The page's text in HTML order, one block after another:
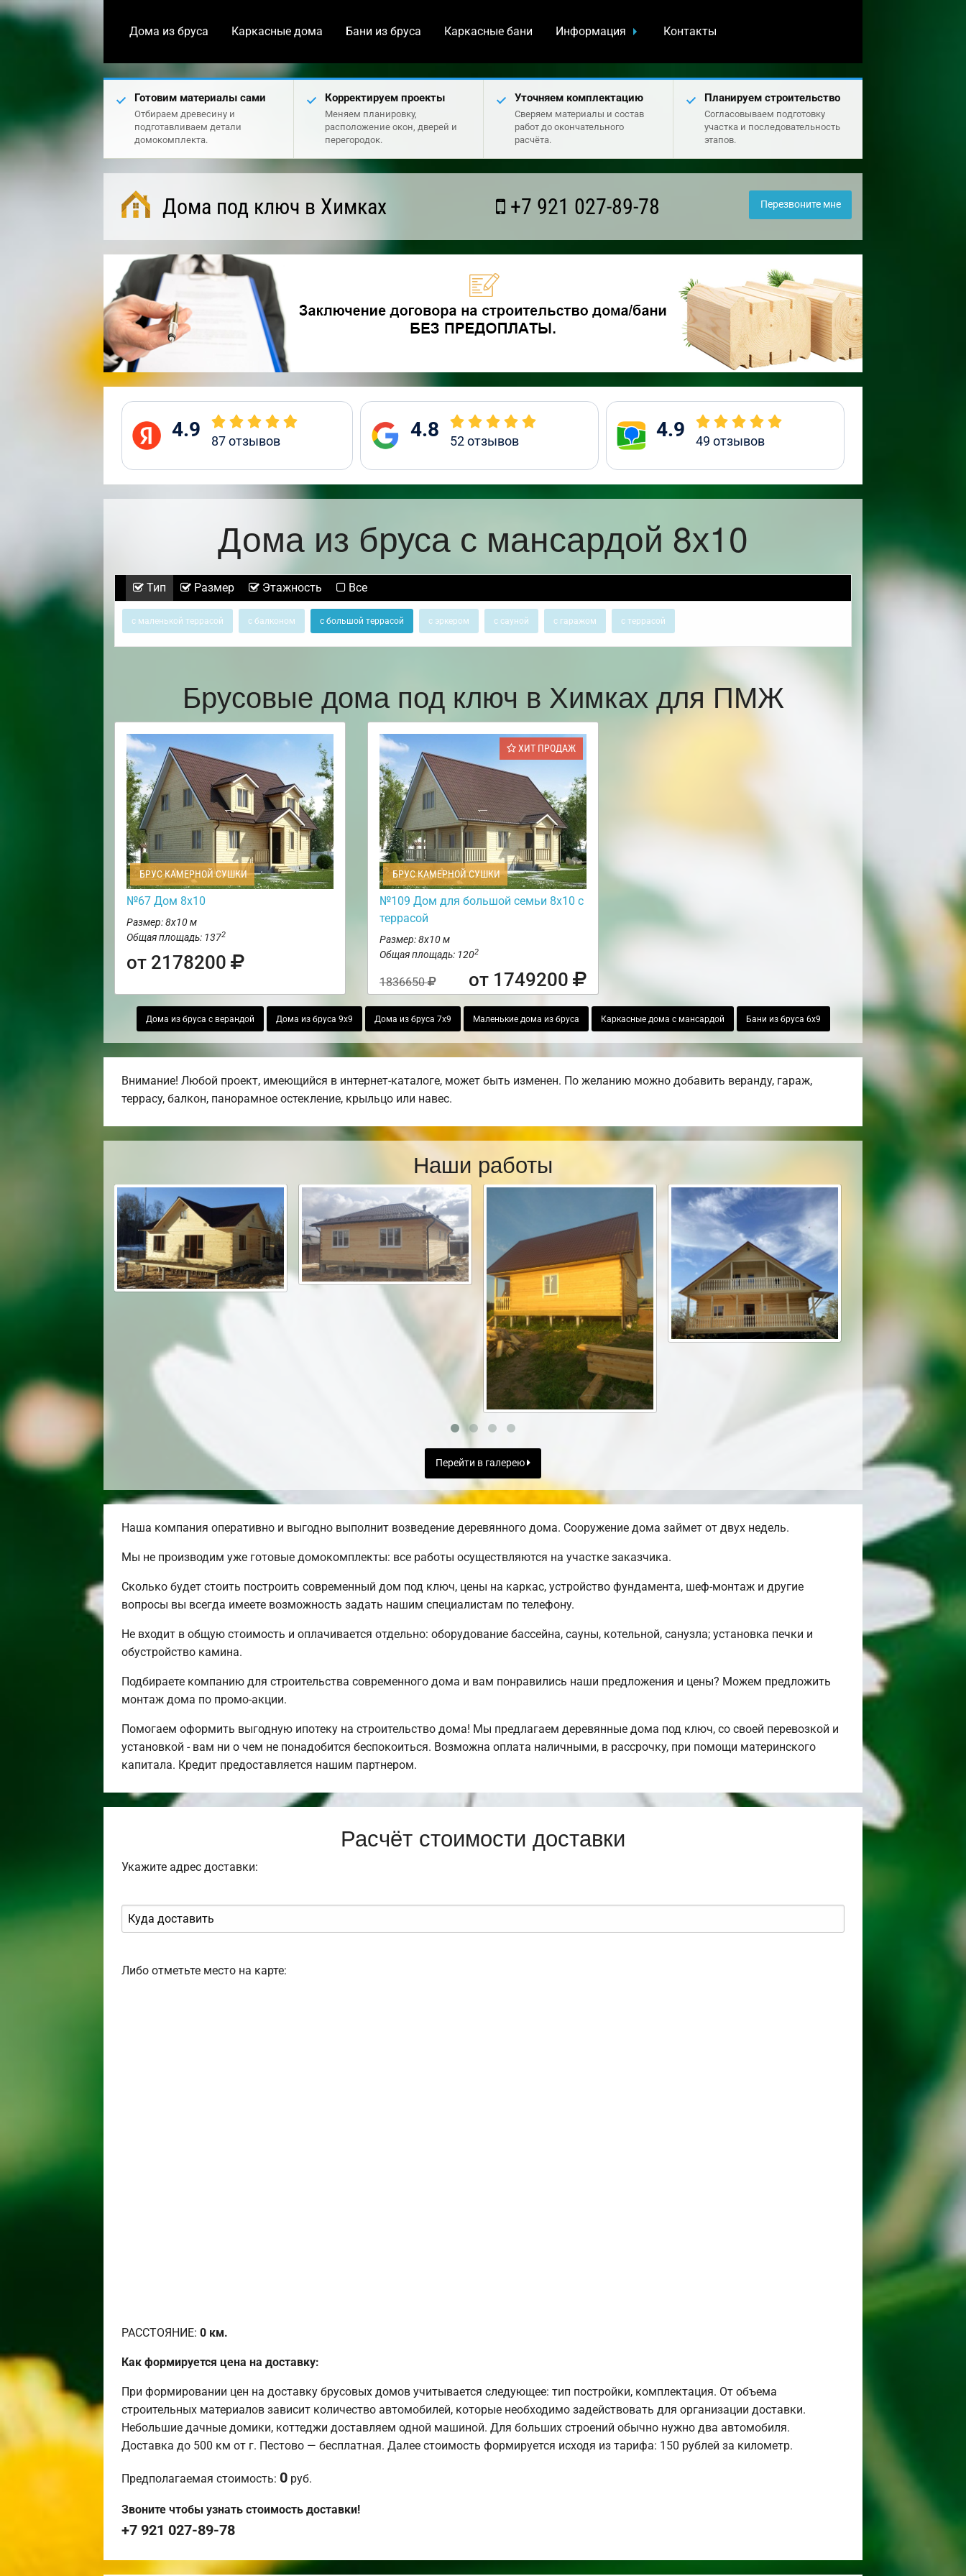
Дома из бруса Каркасные дома Бани из бруса Каркасные бани Информация Контакты
Готовим материалы сами
Отбираем древесину и
подготавливаем детали
домокомплекта.
Корректируем проекты
Меняем планировку,
расположение окон, дверей и
перегородок.
Уточняем комплектацию
Сверяем материалы и состав
работ до окончательного
расчёта.
Планируем строительство
Согласовываем подготовку
участка и последовательность
этапов.
Дома под ключ в Химках +7 921 027-89-78 Перезвоните мне
4.9 87отзывов 4.8 52отзывов 4.9 49 отзывов
Дома из бруса с мансардой 8х10
Тип Размер Этажность Все
с маленькой террасой с балконом с большой террасой с эркером с сауной с гаражом с террасой
Брусовые дома под ключ в Химках для ПМЖ
БРУС КАМЕРНОЙ СУШКИ
№67 Дом 8х10
Размер: 8х10 м
Общая площадь: 1372
от 2178200
ХИТ ПРОДАЖ
БРУС КАМЕРНОЙ СУШКИ
№109 Дом для большой семьи 8х10 с
террасой
Размер: 8х10 м
Общая площадь: 1202
1836650 от 1749200
Дома из бруса с верандой Дома из бруса 9х9 Дома из бруса 7х9 Маленькие дома из бруса Каркасные дома с мансардой Бани из бруса 6х9
Внимание! Любой проект, имеющийся в интернет-каталоге, может быть изменен. По желанию можно добавить веранду, гараж,
террасу, балкон, панорамное остекление, крыльцо или навес.
Наши работы
Перейти в галерею
Наша компания оперативно и выгодно выполнит возведение деревянного дома. Сооружение дома займет от двух недель.
Мы не производим уже готовые домокомплекты: все работы осуществляются на участке заказчика.
Сколько будет стоить построить современный дом под ключ, цены на каркас, устройство фундамента, шеф-монтаж и другие
вопросы вы всегда имеете возможность задать нашим специалистам по телефону.
Не входит в общую стоимость и оплачивается отдельно: оборудование бассейна, сауны, котельной, санузла; установка печки и
обустройство камина.
Подбираете компанию для строительства современного дома и вам понравились наши предложения и цены? Можем предложить
монтаж дома по промо-акции.
Помогаем оформить выгодную ипотеку на строительство дома! Мы предлагаем деревянные дома под ключ, со своей перевозкой и
установкой - вам ни о чем не понадобится беспокоиться. Возможна оплата наличными, в рассрочку, при помощи материнского
капитала. Кредит предоставляется нашим партнером.
Расчёт стоимости доставки
Укажите адрес доставки:
Либо отметьте место на карте:
РАССТОЯНИЕ: 0 км.
Как формируется цена на доставку:
При формировании цен на доставку брусовых домов учитывается следующее: тип постройки, комплектация. От объема
строительных материалов зависит количество автомобилей, которые необходимо задействовать для организации доставки.
Небольшие дачные домики, коттеджи доставляем одной машиной. Для больших строений обычно нужно два автомобиля.
Доставка до 500 км от г. Пестово — бесплатная. Далее стоимость формируется исходя из тарифа: 150 рублей за километр.
Предполагаемая стоимость: 0 руб.
Звоните чтобы узнать стоимость доставки!
+7 921 027-89-78